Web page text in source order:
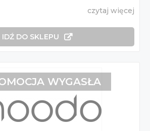
czytaj więcej
IDŹ DO SKLEPU
WYGASŁA